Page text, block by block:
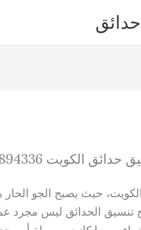
حدائق الكويت 66894336
حيث يصبح الجو الحار
تنسيق الحدائق ليس مجرد